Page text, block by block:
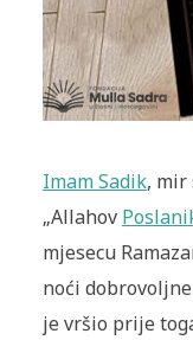
Imam Sadik, mir
„Allahov
mjesecu
noći
je vršio prije